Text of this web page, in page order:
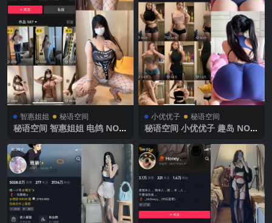
智惠姐姐 秘语空间
秘语空间 智惠姐姐 电鸽 NO.0
完整版
小优优子 秘语空间
秘语空间 小优优子 趣岛 NO.0
完整版